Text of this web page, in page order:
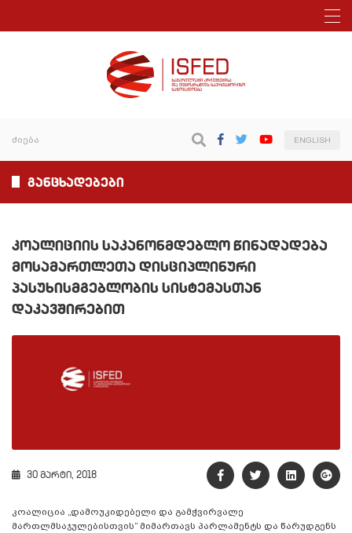
ENGLISH
განცხადებები
კოალიციის საკანონმდებლო წინადადება
მოსამართლეთა დისციპლინური
პასუხისმგებლობის სისტემასთან
დაკავშირებით
30 მარტი, 2018
კოალიცია „დამოუკიდებელი და გამჭვირვალე
მართლმსაჯულებისთვის” მიმართავს პარლამენტს და წარუდგენს